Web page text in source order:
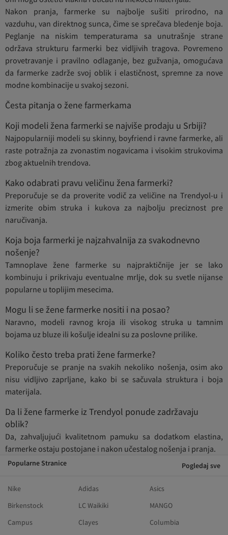
Nakon pranja, farmerke su najbolje sušiti prirodno, na
vazduhu, van direktnog sunca, čime se sprečava bledenje boja.
Peglanje na niskim temperaturama sa unutrašnje strane
održava strukturu farmerki bez vidljivih tragova. Povremeno
provetravanje i pravilno odlaganje, bez gužvanja, omogućava
da farmerke zadrže svoj oblik i elastičnost, spremne za nove
modne kombinacije u svakoj sezoni.
Česta pitanja o žene farmerkama
Koji modeli žena farmerki se najviše prodaju u Srbiji?
Najpopularniji modeli su skinny, boyfriend i ravne farmerke, ali
raste potražnja za zvonastim nogavicama i visokim strukovima
zbog aktuelnih trendova.
Kako odabrati pravu veličinu žena farmerki?
Preporučuje se da proverite vodič za veličine na Trendyol-u i
izmerite obim struka i kukova za najbolju preciznost pre
naručivanja.
Koja boja farmerki je najzahvalnija za svakodnevno
nošenje?
Tamnoplave žene farmerke su najpraktičnije jer se lako
kombinuju i prikrivaju eventualne mrlje, dok su svetle nijanse
popularne u toplijim mesecima.
Mogu li se žene farmerke nositi i na posao?
Naravno, modeli ravnog kroja ili visokog struka u tamnim
bojama uz bluze ili košulje idealni su za poslovne prilike.
Koliko često treba prati žene farmerke?
Preporučuje se pranje na svakih nekoliko nošenja, osim ako
nisu vidljivo zaprljane, kako bi se sačuvala struktura i boja
materijala.
Da li žene farmerke iz Trendyol ponude zadržavaju
oblik?
Da, zahvaljujući kvalitetnom pamuku sa dodatkom elastina,
farmerke ostaju postojane i nakon učestalog nošenja i pranja.
Popularne Stranice Pogledaj sve
Nike Adidas
Asics
Birkenstock
LC Waikiki
MANGO
Campus
Clayes
Columbia